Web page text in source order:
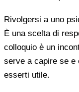
Rivolgersi a uno
È una scelta di
colloquio è un
serve a capire se e
esserti utile.